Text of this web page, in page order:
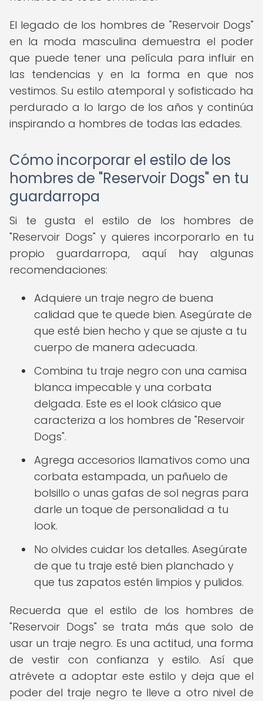
El legado de los hombres de "Reservoir Dogs"
en la moda masculina demuestra el poder
que puede tener una película para influir en
las tendencias y en la forma en que nos
vestimos. Su estilo atemporal y sofisticado ha
perdurado a lo largo de los años y continúa
inspirando a hombres de todas las edades.
Cómo incorporar el estilo de los
hombres de "Reservoir Dogs" en tu
guardarropa
Si te gusta el estilo de los hombres de
"Reservoir Dogs" y quieres incorporarlo en tu
propio guardarropa, aquí hay algunas
recomendaciones:
Adquiere un traje negro de buena
calidad que te quede bien. Asegúrate de
que esté bien hecho y que se ajuste a tu
cuerpo de manera adecuada.
Combina tu traje negro con una camisa
blanca impecable y una corbata
delgada. Este es el look clásico que
caracteriza a los hombres de "Reservoir
Dogs".
Agrega accesorios llamativos como una
corbata estampada, un pañuelo de
bolsillo o unas gafas de sol negras para
darle un toque de personalidad a tu
look.
No olvides cuidar los detalles. Asegúrate
de que tu traje esté bien planchado y
que tus zapatos estén limpios y pulidos.
Recuerda que el estilo de los hombres de
"Reservoir Dogs" se trata más que solo de
usar un traje negro. Es una actitud, una forma
de vestir con confianza y estilo. Así que
atrévete a adoptar este estilo y deja que el
poder del traje negro te lleve a otro nivel de